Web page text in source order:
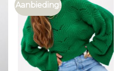
Aanbieding!